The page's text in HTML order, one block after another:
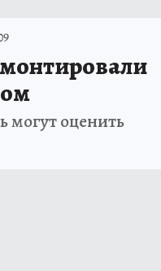
могут оценить